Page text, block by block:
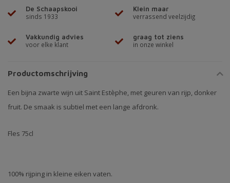
De Schaapskooi
sinds 1933
Klein maar
verrassend veelzijdig
Vakkundig advies
voor elke klant
graag tot ziens
in onze winkel
Productomschrijving
Een bijna zwarte wijn uit Saint Estèphe, met geuren van rijp, donker
fruit. De smaak is subtiel met een lange afdronk.
Fles 75cl
100% rijping in kleine eiken vaten.